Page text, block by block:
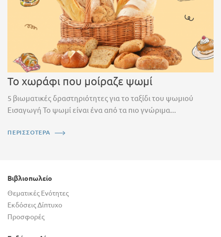
Το χωράφι που μοίραζε ψωμί
5 βιωματικές δραστηριότητες για το ταξίδι του ψωμιού
Εισαγωγή Το ψωμί είναι ένα από τα πιο γνώριμα...
ΠΕΡΙΣΣΟΤΕΡΑ
Βιβλιοπωλείο
Θεματικές Ενότητες
Εκδόσεις Δίπτυχο
Προσφορές